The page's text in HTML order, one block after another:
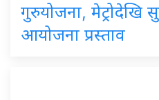
गुरुयोजना, मेट्रोदेखि
आयोजना प्रस्ताव